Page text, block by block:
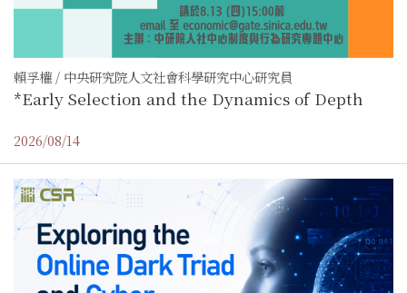
賴孚權 / 中央研究院人文社會科學研究中心研究員
*Early Selection and the Dynamics of Depth
2026/08/14